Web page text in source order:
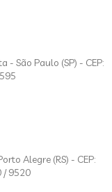
São Paulo (SP) - CEP:
Alegre (RS) - CEP:
/ 9520